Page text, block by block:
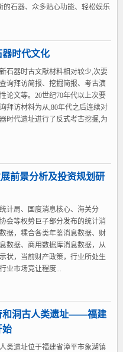
的石器、众多贴心功能、轻松娱乐
时代文化
石器时古文献材料相对较少,次要
询拜访简报、挖掘简报、考古演
论文等。20世纪70年代以上次要
拜访材料为从,80年代之后连续对
时代遗址进行了反式考古挖掘,为
前景分析及投资规划研
计局、国度消息核心、海关分
会等权势巨子部分发布的统计消
据，糅合各类年鉴消息数据、财
数据、商用数据库消息数据，从
状，当前财产政策，行业所处生
业市场竞让程度...
和洞古人类遗址——福建
始
类遗址位于福建省漳平市象湖镇